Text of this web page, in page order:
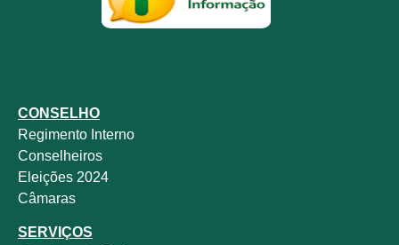
CONSELHO
Regimento Interno
Conselheiros
Eleições 2024
Câmaras
SERVIÇOS